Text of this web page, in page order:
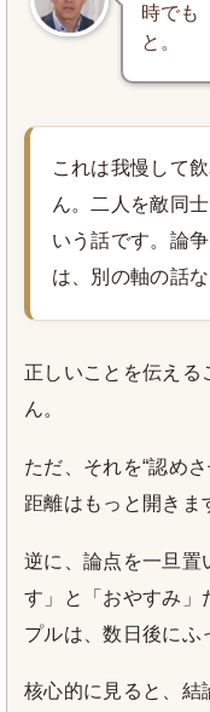
時でも
と。
これは我慢して
ん。二人を敵同
いう話です。論
は、別の軸の話な
正しいことを伝える
ん。
ただ、それを“認め
距離はもっと開きま
逆に、論点を一旦置
す」と「おやすみ」
プルは、数日後にふ
核心的に見ると、結